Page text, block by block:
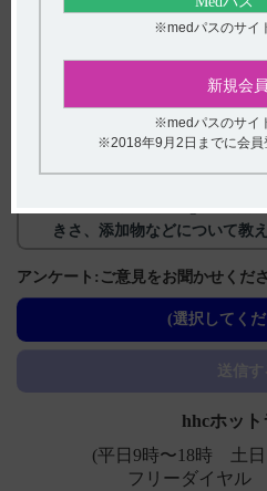
【ニトロール・錠】 簡易懸
きさ、添加物などについて教
【ネオフィリン・注点滴用バ
を有する患者に関する注意事
【ネオフィリン・注・注PL
アンケート:ご意見をお聞かせくだ
(選択してく
※medパスのサイ
新規会
※medパスのサイ
※2018年9月2日までに会員
hhcホット
(平日9時〜18時 土日
フリーダイヤル